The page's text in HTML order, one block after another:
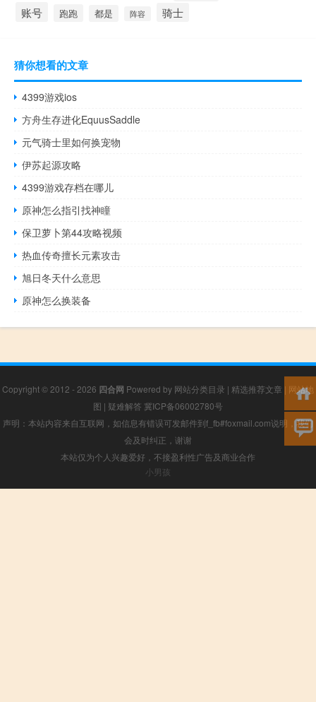
账号 跑跑 都是 阵容 骑士
猜你想看的文章
4399游戏ios
方舟生存进化EquusSaddle
元气骑士里如何换宠物
伊苏起源攻略
4399游戏存档在哪儿
原神怎么指引找神瞳
保卫萝卜第44攻略视频
热血传奇擅长元素攻击
旭日冬天什么意思
原神怎么换装备
Copyright © 2012 - 2026 四合网 Powered by 网站分类目录 | 精选推荐文章 | 网站地
图 | 疑难解答 冀ICP备06002780号
声明：本站内容来自互联网，如信息有错误可发邮件到f_fb#foxmail.com说明，我们
会及时纠正，谢谢
本站仅为个人兴趣爱好，不接盈利性广告及商业合作
小男孩